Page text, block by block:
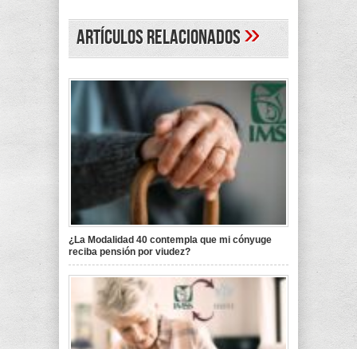
Artículos Relacionados»
¿La Modalidad 40 contempla que mi cónyuge
reciba pensión por viudez?